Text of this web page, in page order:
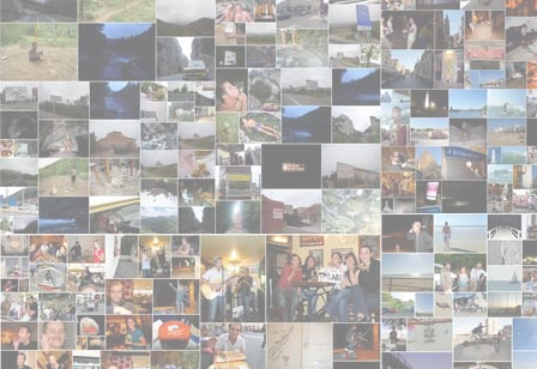
l'ensemble merite d'etre un peu plus
radio_bibiche- 2006-11-29 00:00:00 - 5/5
Du pur Trunel engagé, dla balle les gros !!
anonyme- 2006-11-22 00:00:00
c'est loufoque.
anonyme- 2006-11-22 00:00:00
ils doivent bien s'amuser à chanter leurs diffèrent